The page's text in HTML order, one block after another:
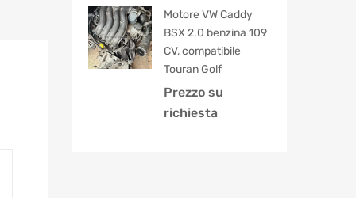
Motore VW Caddy
BSX 2.0 benzina 109
CV, compatibile
Touran Golf
Prezzo su
richiesta